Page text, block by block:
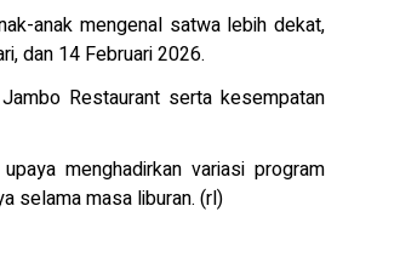
anak mengenal satwa lebih dekat,
dan 14 Februari 2026.
Restaurant serta kesempatan
menghadirkan variasi program
selama masa liburan. (rl)